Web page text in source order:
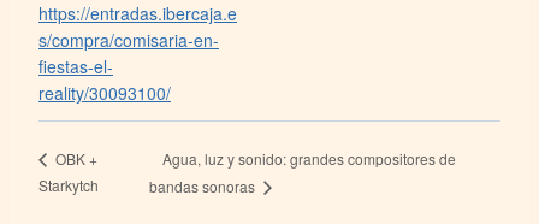
https://entradas.ibercaja.e
s/compra/comisaria-en-
fiestas-el-
reality/30093100/
OBK +
Starkytch
Agua, luz y sonido: grandes compositores de
bandas sonoras